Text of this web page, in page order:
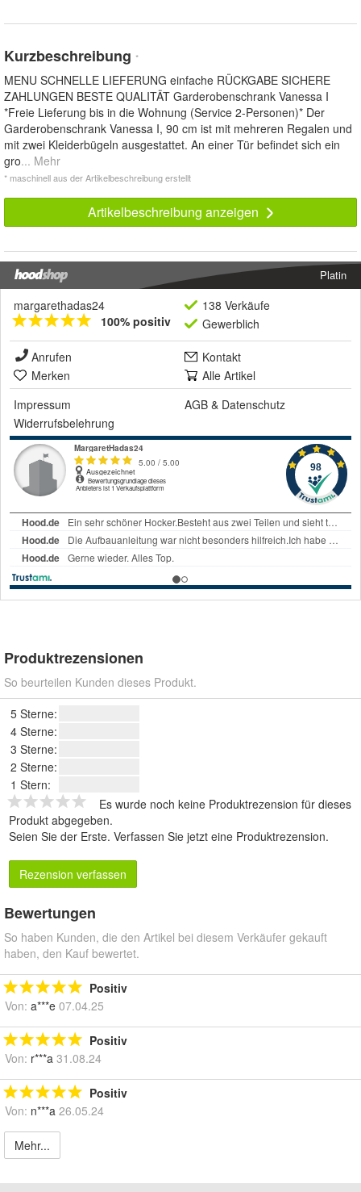
Kurzbeschreibung *
MENU SCHNELLE LIEFERUNG einfache RÜCKGABE SICHERE
ZAHLUNGEN BESTE QUALITÄT Garderobenschrank Vanessa I
*Freie Lieferung bis in die Wohnung (Service 2-Personen)* Der
Garderobenschrank Vanessa I, 90 cm ist mit mehreren Regalen und
mit zwei Kleiderbügeln ausgestattet. An einer Tür befindet sich ein
gro... Mehr
* maschinell aus der Artikelbeschreibung erstellt
Artikelbeschreibung anzeigen
Platin
margarethadas24
100% positiv
138 Verkäufe
Gewerblich
Anrufen
Kontakt
Merken
Alle Artikel
Impressum
AGB & Datenschutz
Widerrufsbelehrung
Produktrezensionen
So beurteilen Kunden dieses Produkt.
5 Sterne:
4 Sterne:
3 Sterne:
2 Sterne:
1 Stern:
Es wurde noch keine Produktrezension für dieses
Produkt abgegeben.
Seien Sie der Erste. Verfassen Sie jetzt eine Produktrezension.
Rezension verfassen
Bewertungen
So haben Kunden, die den Artikel bei diesem Verkäufer gekauft
haben, den Kauf bewertet.
Positiv
Von: a***e 07.04.25
Positiv
Von: r***a 31.08.24
Positiv
Von: n***a 26.05.24
Mehr...